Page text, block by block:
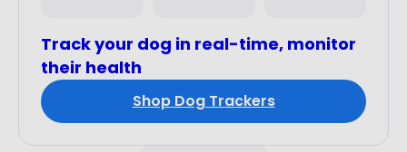
Track your dog in real-time, monitor
their health
Shop Dog Trackers